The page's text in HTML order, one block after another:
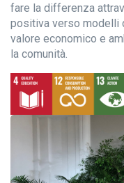
fare la differenza
positiva verso modelli
valore economico e
la comunità.